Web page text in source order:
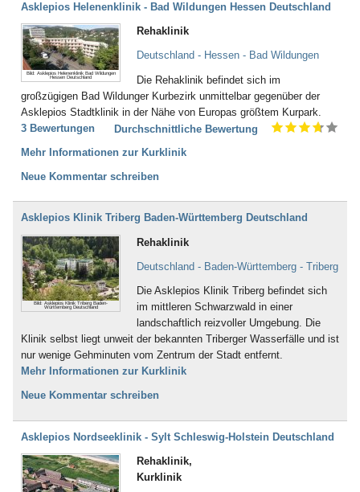
Asklepios Helenenklinik - Bad Wildungen Hessen Deutschland
Bild: Asklepios Helenenklinik Bad Wildungen
Hessen Deutschland
Rehaklinik
Deutschland - Hessen - Bad Wildungen
Die Rehaklinik befindet sich im
großzügigen Bad Wildunger Kurbezirk unmittelbar gegenüber der
Asklepios Stadtklinik in der Nähe von Europas größtem Kurpark.
3 Bewertungen
Durchschnittliche Bewertung
Mehr Informationen zur Kurklinik
Neue Kommentar schreiben
Asklepios Klinik Triberg Baden-Württemberg Deutschland
Bild: Asklepios Klinik Triberg Baden-
Württemberg Deutschland
Rehaklinik
Deutschland - Baden-Württemberg - Triberg
Die Asklepios Klinik Triberg befindet sich
im mittleren Schwarzwald in einer
landschaftlich reizvoller Umgebung. Die
Klinik selbst liegt unweit der bekannten Triberger Wasserfälle und ist
nur wenige Gehminuten vom Zentrum der Stadt entfernt.
Mehr Informationen zur Kurklinik
Neue Kommentar schreiben
Asklepios Nordseeklinik - Sylt Schleswig-Holstein Deutschland
Rehaklinik,
Kurklinik